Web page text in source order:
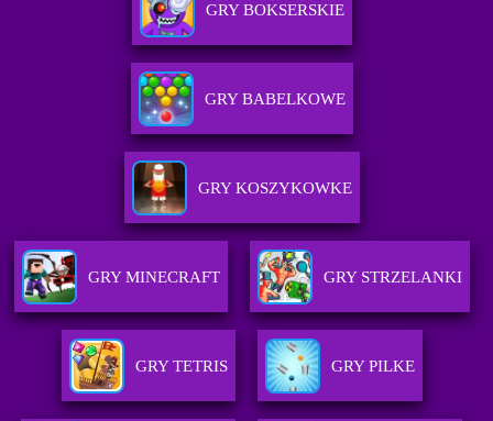
GRY BOKSERSKIE
GRY BABELKOWE
GRY KOSZYKOWKE
GRY MINECRAFT GRY STRZELANKI
GRY TETRIS GRY PILKE